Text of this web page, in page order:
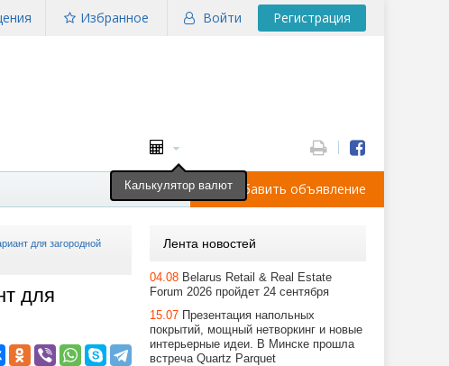
Войти Регистрация
Избранное
Добавить объявление
для загородной
для
Лента новостей
04.08 Belarus Retail & Real Estate
Forum 2026 пройдет 24 сентября
15.07 Презентация напольных
покрытий, мощный нетворкинг и новые
интерьерные идеи. В Минске прошла
встреча Quartz Parquet
Калькулятор валют